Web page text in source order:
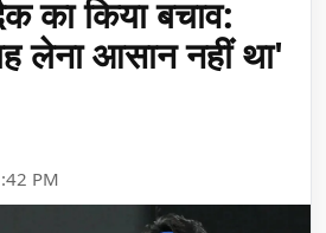
का किया बचाव:
लेना आसान नहीं था'
PM